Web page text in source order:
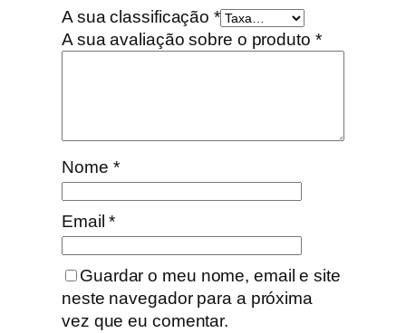
A sua classificação *
A sua avaliação sobre o produto *
Nome *
Email*
Guardar o meu nome, email e site
neste navegador para a próxima
vez que eu comentar.